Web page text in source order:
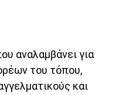
αναλαμβάνει για
του τόπου,
και